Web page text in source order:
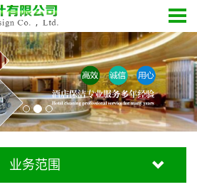
业务范围